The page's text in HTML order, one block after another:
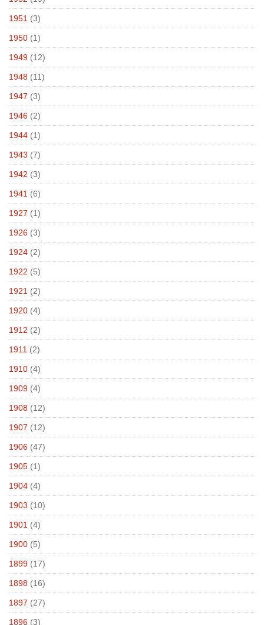
1951 (3)
1950 (1)
1949 (12)
1948 (11)
1947 (3)
1946 (2)
1944 (1)
1943 (7)
1942 (3)
1941 (6)
1927 (1)
1926 (3)
1924 (2)
1922 (5)
1921 (2)
1920 (4)
1912 (2)
1911 (2)
1910 (4)
1909 (4)
1908 (12)
1907 (12)
1906 (47)
1905 (1)
1904 (4)
1903 (10)
1901 (4)
1900 (5)
1899 (17)
1898 (16)
1897 (27)
1896 (3)